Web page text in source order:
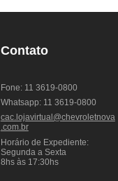
Contato
Fone: 11 3619-0800
Whatsapp: 11 3619-0800
cac.lojavirtual@chevroletnova
.com.br
Horário de Expediente:
Segunda a Sexta
8hs às 17:30hs